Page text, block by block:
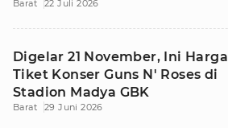
Barat 22 Juli 2026
Digelar 21 November, Ini Harga
Tiket Konser Guns N' Roses di
Stadion Madya GBK
Barat 29 Juni 2026